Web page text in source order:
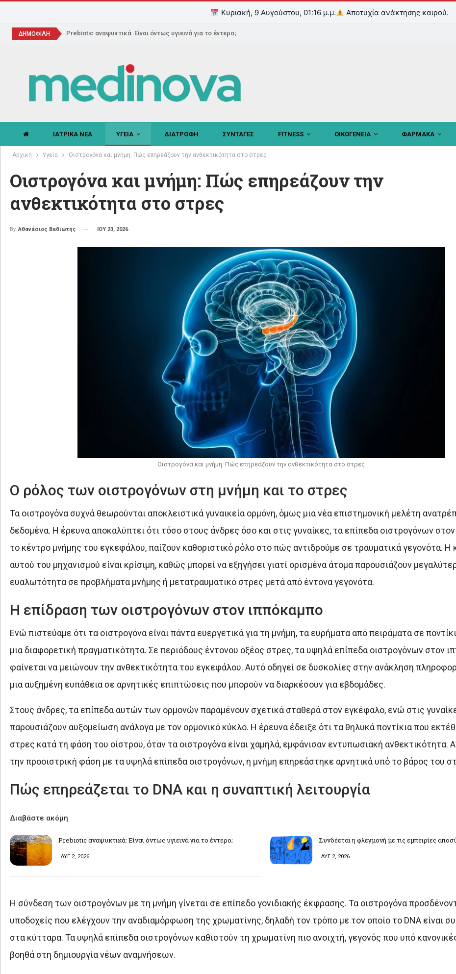
Κυριακή, 9 Αυγούστου, 01:16 μ.μ. Αποτυχία ανάκτησης καιρού.
ΔΗΜΟΦΙΛΗ Prebiotic αναψυκτικά: Είναι όντως υγιεινά για το έντερο;
ΙΑΤΡΙΚΑ ΝΕΑ ΥΓΕΙΑ ΔΙΑΤΡΟΦΗ ΣΥΝΤΑΓΕΣ FITNESS ΟΙΚΟΓΕΝΕΙΑ ΦΑΡΜΑΚΑ
Αρχική Υγεία Οιστρογόνα και μνήμη: Πώς επηρεάζουν την ανθεκτικότητα στο στρες
Οιστρογόνα και μνήμη: Πώς επηρεάζουν την
ανθεκτικότητα στο στρες
By Αθανάσιος Βαθιώτης ΙΟΥ 23, 2026
Οιστρογόνα και μνήμη: Πώς επηρεάζουν την ανθεκτικότητα στο στρες
O ρόλος των οιστρογόνων στη μνήμη και το στρες
Τα οιστρογόνα συχνά θεωρούνται αποκλειστικά γυναικεία ορμόνη, όμως μια νέα επιστημονική μελέτη
δεδομένα. Η έρευνα αποκαλύπτει ότι τόσο στους άνδρες όσο και στις γυναίκες, τα επίπεδα οιστρογόνων
το κέντρο μνήμης του εγκεφάλου, παίζουν καθοριστικό ρόλο στο πώς αντιδρούμε σε τραυματικά γεγονότα. Η
αυτού του μηχανισμού είναι κρίσιμη, καθώς μπορεί να εξηγήσει γιατί ορισμένα άτομα παρουσιάζουν
ευαλωτότητα σε προβλήματα μνήμης ή μετατραυματικό στρες μετά από έντονα γεγονότα.
Η επίδραση των οιστρογόνων στον ιππόκαμπο
Ενώ πιστεύαμε ότι τα οιστρογόνα είναι πάντα ευεργετικά για τη μνήμη, τα ευρήματα από πειράματα σε
μια διαφορετική πραγματικότητα. Σε περιόδους έντονου οξέος στρες, τα υψηλά επίπεδα οιστρογόνων στον
φαίνεται να μειώνουν την ανθεκτικότητα του εγκεφάλου. Αυτό οδηγεί σε δυσκολίες στην ανάκληση
μια αυξημένη ευπάθεια σε αρνητικές επιπτώσεις που μπορούν να διαρκέσουν για εβδομάδες.
Στους άνδρες, τα επίπεδα αυτών των ορμονών παραμένουν σχετικά σταθερά στον εγκέφαλο, ενώ στις
παρουσιάζουν αυξομείωση ανάλογα με τον ορμονικό κύκλο. Η έρευνα έδειξε ότι τα θηλυκά ποντίκια που
στρες κατά τη φάση του οίστρου, όταν τα οιστρογόνα είναι χαμηλά, εμφάνισαν εντυπωσιακή ανθεκτικότητα.
την προοιστρική φάση με τα υψηλά επίπεδα οιστρογόνων, η μνήμη επηρεάστηκε αρνητικά υπό το βάρος του
Πώς επηρεάζεται το DNA και η συναπτική λειτουργία
Διαβάστε ακόμη
Prebiotic αναψυκτικά: Είναι όντως υγιεινά για το έντερο;
ΑΥΓ 2, 2026
Συνδέεται η φλεγμονή με τις εμπειρίες
ΑΥΓ 2, 2026
Η σύνδεση των οιστρογόνων με τη μνήμη γίνεται σε επίπεδο γονιδιακής έκφρασης. Τα οιστρογόνα
υποδοχείς που ελέγχουν την αναδιαμόρφωση της χρωματίνης, δηλαδή τον τρόπο με τον οποίο το DNA είναι
στα κύτταρα. Τα υψηλά επίπεδα οιστρογόνων καθιστούν τη χρωματίνη πιο ανοιχτή, γεγονός που υπό
βοηθά στη δημιουργία νέων αναμνήσεων.